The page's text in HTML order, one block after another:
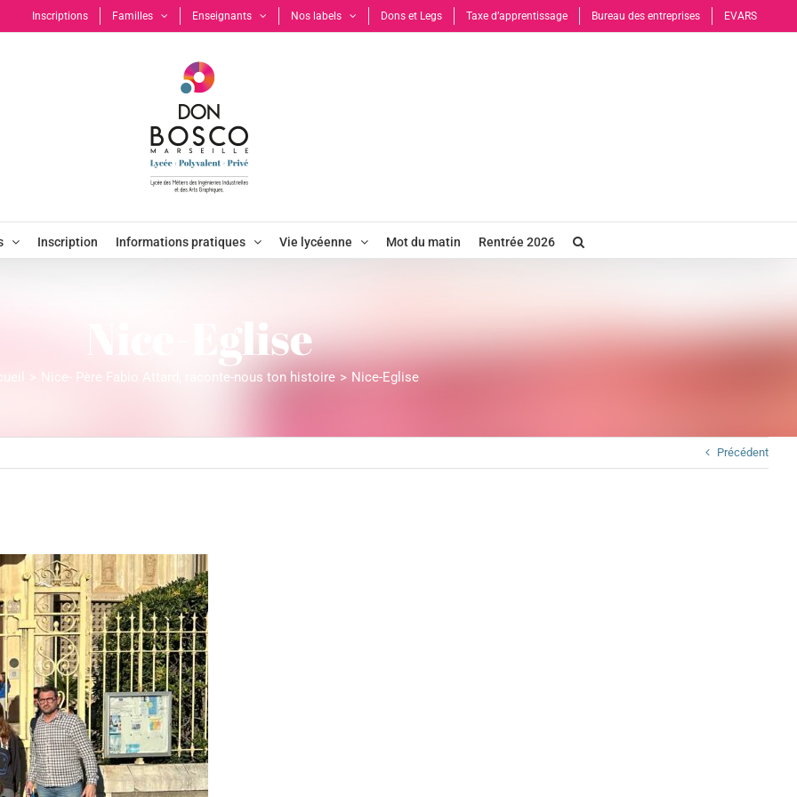
Inscriptions Familles Enseignants Nos labels Dons et Legs Taxe d’apprentissage Bureau des entreprises EVARS
Inscription Informations pratiques Vie lycéenne Mot du matin Rentrée 2026
Nice-Eglise
Nice- Père Fabio Attard, raconte-nous ton histoire Nice-Eglise
Précédent